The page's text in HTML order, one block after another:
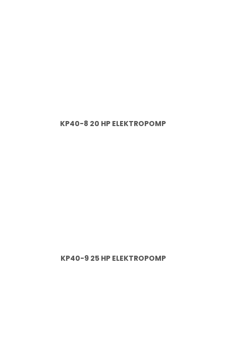
KP40-8 20 HP ELEKTROPOMP
KP40-9 25 HP ELEKTROPOMP